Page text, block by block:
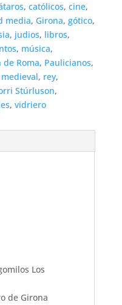
, católicos, cine,
media, Girona, gótico,
, judios, libros,
, música,
de Roma, Paulicianos,
, rey,
Stúrluson,
, vidriero
Los
de Girona